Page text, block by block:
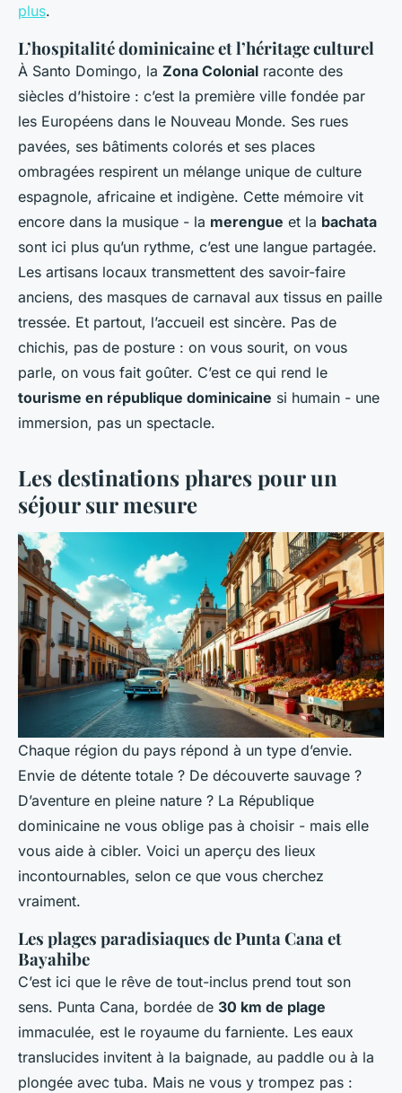
plus.
L’hospitalité dominicaine et l’héritage culturel
À Santo Domingo, la Zona Colonial raconte des
siècles d’histoire : c’est la première ville fondée par
les Européens dans le Nouveau Monde. Ses rues
pavées, ses bâtiments colorés et ses places
ombragées respirent un mélange unique de culture
espagnole, africaine et indigène. Cette mémoire vit
encore dans la musique - la merengue et la bachata
sont ici plus qu’un rythme, c’est une langue partagée.
Les artisans locaux transmettent des savoir-faire
anciens, des masques de carnaval aux tissus en paille
tressée. Et partout, l’accueil est sincère. Pas de
chichis, pas de posture : on vous sourit, on vous
parle, on vous fait goûter. C’est ce qui rend le
tourisme en république dominicaine si humain - une
immersion, pas un spectacle.
Les destinations phares pour un
séjour sur mesure
Chaque région du pays répond à un type d’envie.
Envie de détente totale ? De découverte sauvage ?
D’aventure en pleine nature ? La République
dominicaine ne vous oblige pas à choisir - mais elle
vous aide à cibler. Voici un aperçu des lieux
incontournables, selon ce que vous cherchez
vraiment.
Les plages paradisiaques de Punta Cana et
Bayahibe
C’est ici que le rêve de tout-inclus prend tout son
sens. Punta Cana, bordée de 30 km de plage
immaculée, est le royaume du farniente. Les eaux
translucides invitent à la baignade, au paddle ou à la
plongée avec tuba. Mais ne vous y trompez pas :